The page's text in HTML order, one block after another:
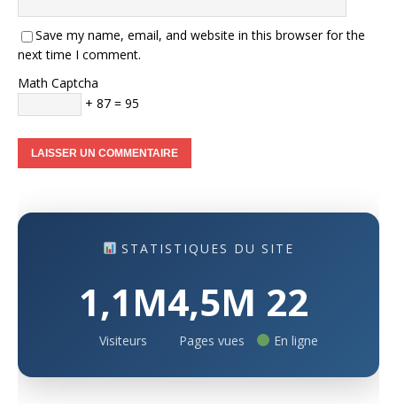
Save my name, email, and website in this browser for the
next time I comment.
Math Captcha
+ 87 = 95
STATISTIQUES DU SITE
1,1M
Visiteurs
4,5M
Pages vues
22
En ligne